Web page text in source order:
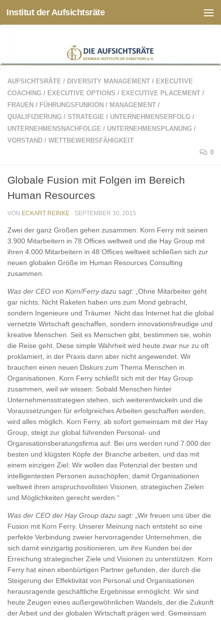
Zum Inhalt springen
Institut der Aufsichtsräte
AUFSICHTSRÄTE / DIVERSITY MANAGEMENT / EXECUTIVE
COACHING / EXECUTIVE OPTIONS / EXECUTIVE PLACEMENT /
FRAUEN / FÜHRUNGSFUNKION / MANAGEMENT /
QUALIFIZIERUNG / STRATEGIE / UNTERNEHMENSERFOLG /
UNTERNEHMENSNACHFOLGE / UNTERNEHMENSPLANUNG /
VORSTAND / WETTBEWERBSFÄHIGKEIT
0
Globale Fusion mit Folgen im Bereich
Human Resources
VON ECKART REINKE · SEPTEMBER 30, 2015
Zwei der ganz Großen gehen zusammen: Korn Ferry mit seinen
3.900 Mitarbeitern in 78 Offices weltweit und die Hay Group mit
ihren 4.000 Mitarbeitern in 48 Offices weltweit schließen sich zur
neuen globalen Größe im Human Resources Consulting
zusammen.
Was der CEO von Korn/Ferry dazu sagt: „Ohne Mitarbeiter geht
gar nichts. Nicht Raketen haben uns zum Mond gebracht,
sondern Ingenieure und Träumer. Nicht das Internet hat die global
vernetzte Wirtschaft geschaffen, sondern innovationsfreudige und
kreative Menschen. Seit es Menschen gibt, bestimmen sie, wohin
die Reise geht. Diese simple Wahrheit wird heute zwar nur zu oft
proklamiert, in der Praxis dann aber nicht angewendet. Wir
brauchen einen neuen Diskurs zum Thema Menschen in
Organisationen. Korn Ferry schließt sich mit der Hay Group
zusammen, weil wir wissen: Sobald Menschen hinter
Unternehmensstrategien stehen, sich weiterentwickeln und die
Voraussetzungen für erfolgreiches Arbeiten geschaffen werden,
wird alles möglich. Korn Ferry, ab sofort gemeinsam mit der Hay
Group, steigt zur global führenden Personal- und
Organisationsberatungsfirma auf. Bei uns werden rund 7.000 der
besten und klügsten Köpfe der Branche arbeiten, und das mit
einem einzigen Ziel: Wir wollen das Potenzial der besten und
intelligentesten Personen ausschöpfen, damit Organisationen
weltweit ihren anspruchsvollsten Visionen, strategischen Zielen
und Möglichkeiten gerecht werden.“
Was der CEO der Hay Group dazu sagt: „Wir freuen uns über die
Fusion mit Korn Ferry. Unserer Meinung nach entsteht so eine
perfekte Verbindung zweier hervorragender Unternehmen, die
sich damit einzigartig positionieren, um ihre Kunden bei der
Erreichung strategischer Ziele und Visionen zu unterstützen. Korn
Ferry hat einen ebenbürtigen Partner gefunden, der durch die
Steigerung der Effektivität von Personal und Organisationen
herausragende geschäftliche Ergebnisse ermöglicht. Wir sind
heute Zeugen eines außergewöhnlichen Wandels, der die Zukunft
der Arbeit und der globalen Wirtschaft prägen wird. Gemeinsam